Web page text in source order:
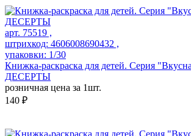
арт. 75519 ,
штрихкод: 4606008690432 ,
упаковки: 1/30
Книжка-раскраска для детей. Серия
ДЕСЕРТЫ
розничная цена за 1шт.
140 ₽